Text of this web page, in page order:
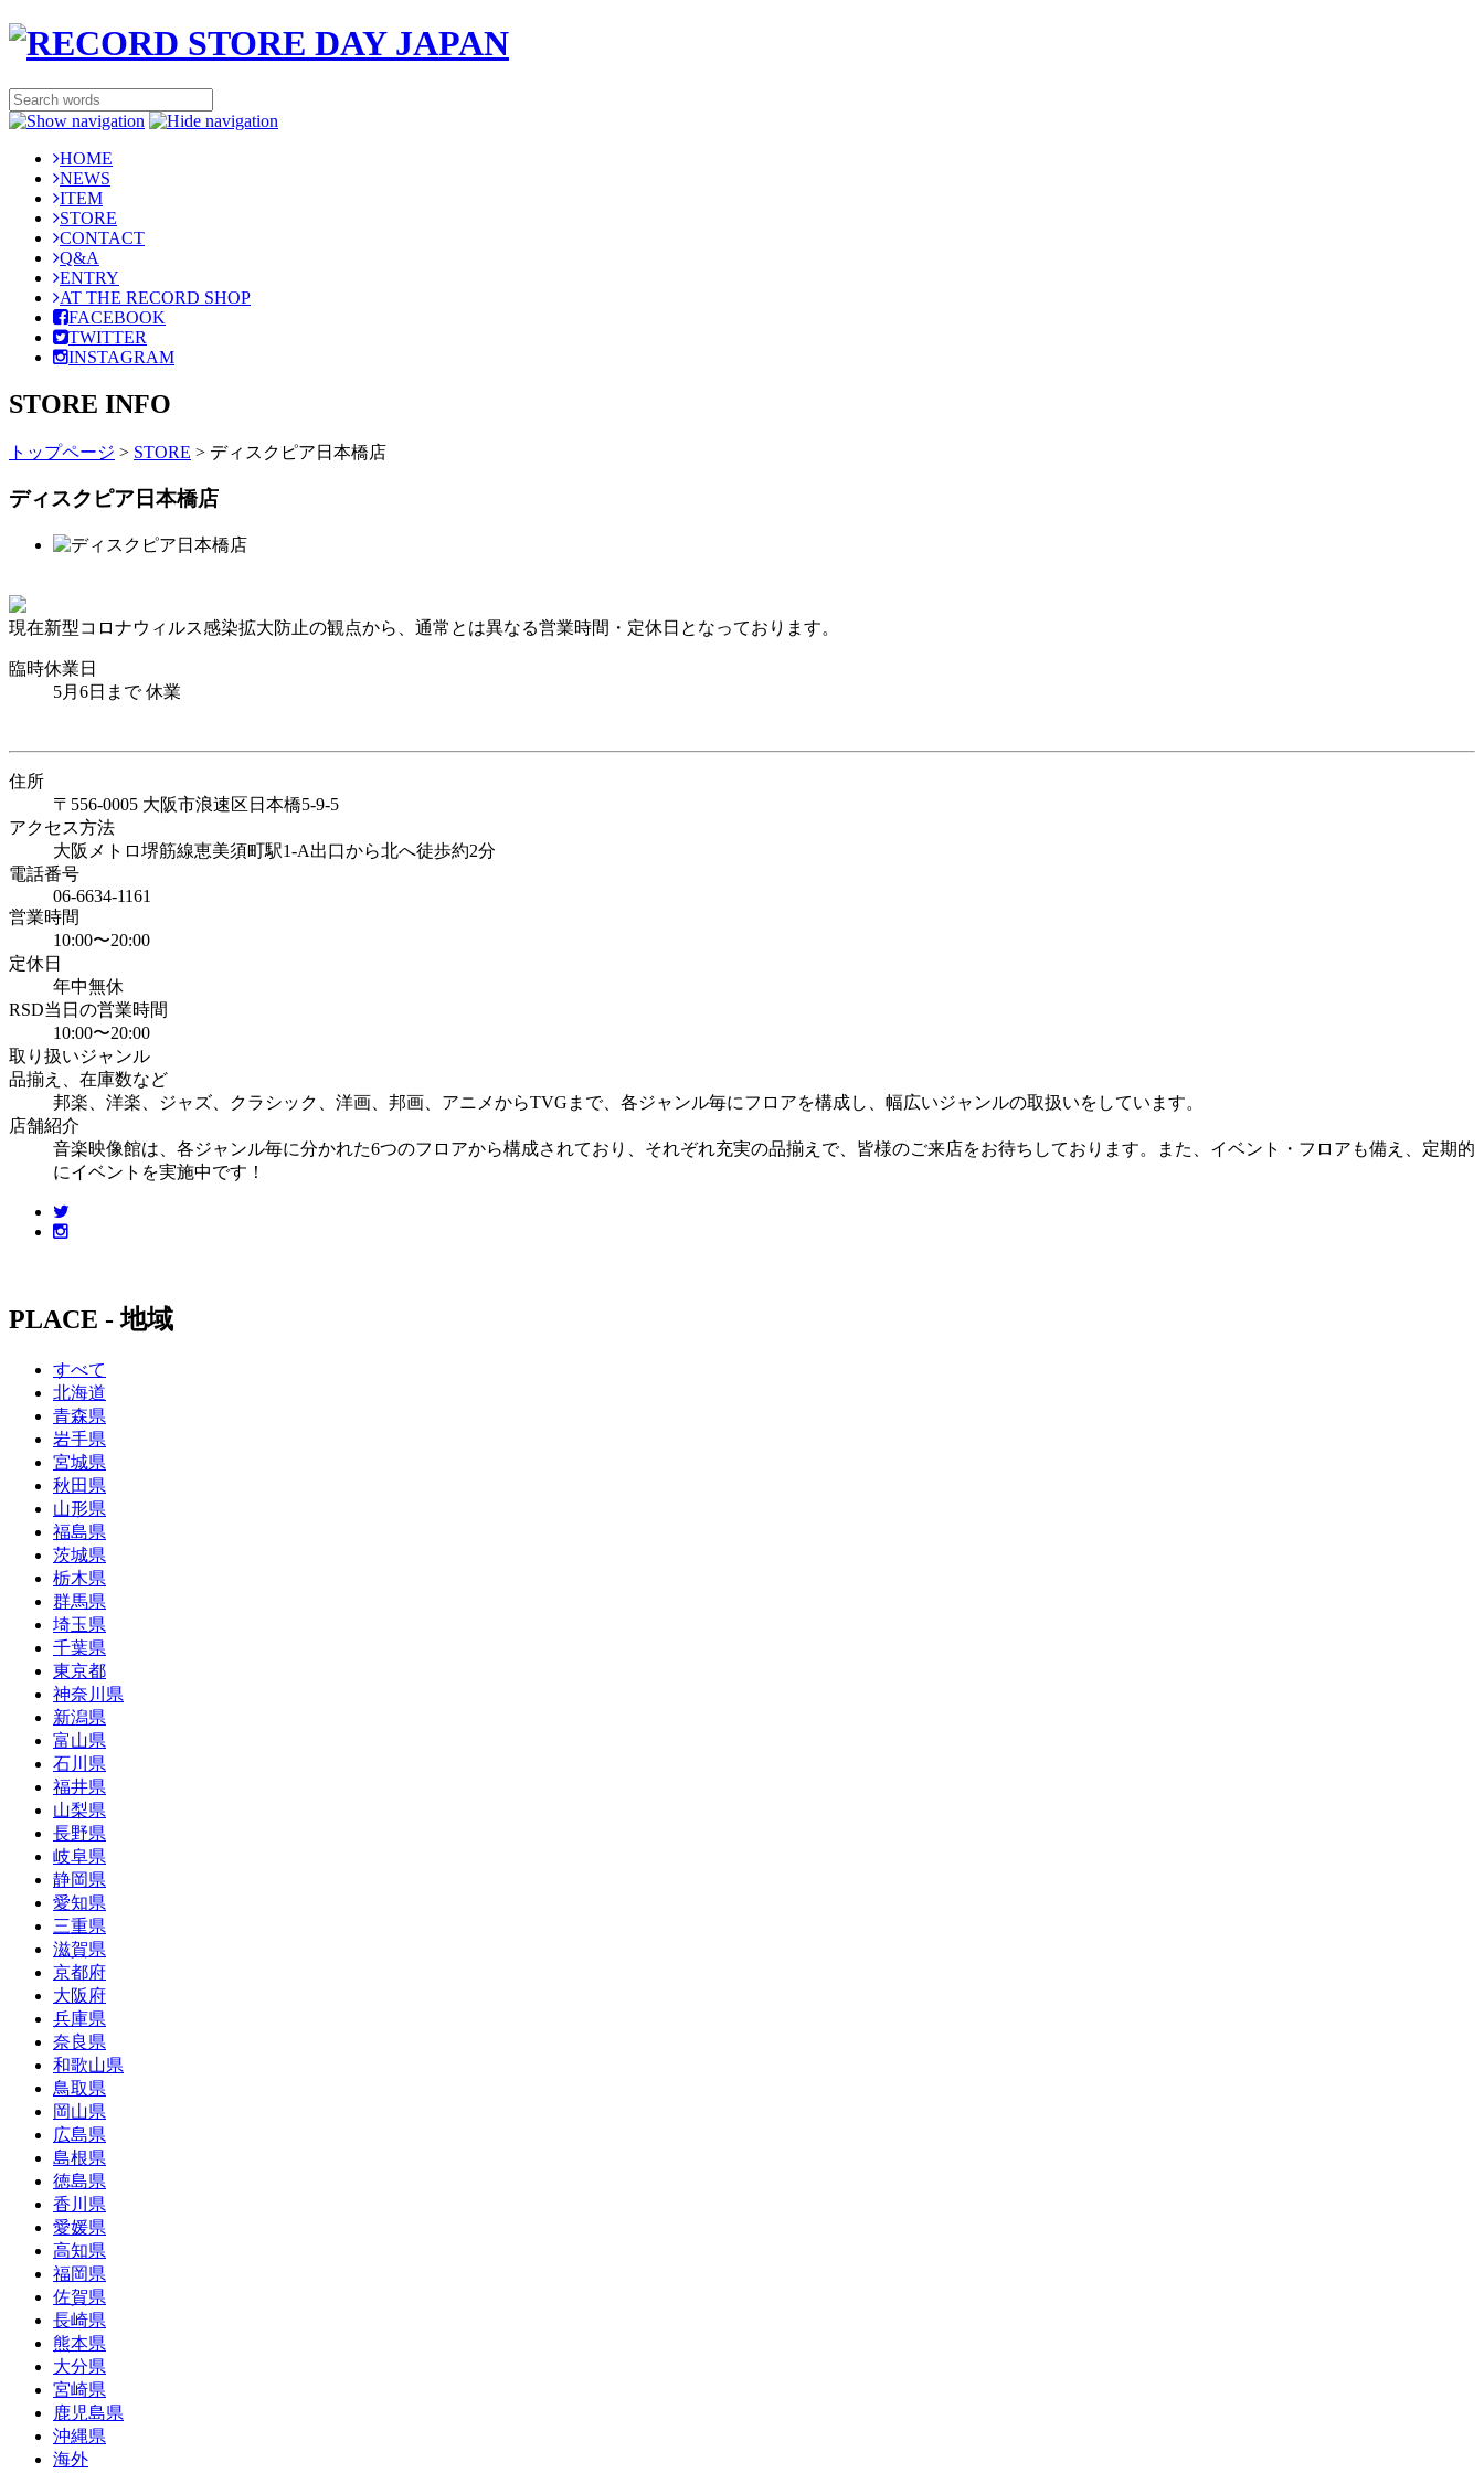
HOME
NEWS
ITEM
STORE
CONTACT
Q&A
ENTRY
AT THE RECORD SHOP
FACEBOOK
TWITTER
INSTAGRAM
STORE INFO
トップページ > STORE > ディスクピア日本橋店
ディスクピア日本橋店
現在新型コロナウィルス感染拡大防止の観点から、通常とは異なる営業時間・定休日となっております。
臨時休業日
5月6日まで 休業
住所
〒556-0005 大阪市浪速区日本橋5-9-5
アクセス方法
大阪メトロ堺筋線恵美須町駅1-A出口から北へ徒歩約2分
電話番号
06-6634-1161
営業時間
10:00〜20:00
定休日
年中無休
RSD当日の営業時間
10:00〜20:00
取り扱いジャンル
品揃え、在庫数など
邦楽、洋楽、ジャズ、クラシック、洋画、邦画、アニメからTVGまで、各ジャンル毎にフロアを構成し、幅広いジャンルの取扱いをしています。
店舗紹介
音楽映像館は、各ジャンル毎に分かれた6つのフロアから構成されており、それぞれ充実の品揃えで、皆様のご来店をお待ちしております。また、イベント・フロアも備え、定期的
にイベントを実施中です！
PLACE - 地域
すべて
北海道
青森県
岩手県
宮城県
秋田県
山形県
福島県
茨城県
栃木県
群馬県
埼玉県
千葉県
東京都
神奈川県
新潟県
富山県
石川県
福井県
山梨県
長野県
岐阜県
静岡県
愛知県
三重県
滋賀県
京都府
大阪府
兵庫県
奈良県
和歌山県
鳥取県
岡山県
広島県
島根県
徳島県
香川県
愛媛県
高知県
福岡県
佐賀県
長崎県
熊本県
大分県
宮崎県
鹿児島県
沖縄県
海外